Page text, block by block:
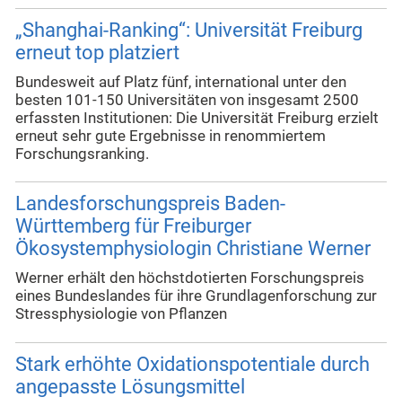
„Shanghai-Ranking“: Universität Freiburg
erneut top platziert
Bundesweit auf Platz fünf, international unter den
besten 101-150 Universitäten von insgesamt 2500
erfassten Institutionen: Die Universität Freiburg erzielt
erneut sehr gute Ergebnisse in renommiertem
Forschungsranking.
Landesforschungspreis Baden-
Württemberg für Freiburger
Ökosystemphysiologin Christiane Werner
Werner erhält den höchstdotierten Forschungspreis
eines Bundeslandes für ihre Grundlagenforschung zur
Stressphysiologie von Pflanzen
Stark erhöhte Oxidationspotentiale durch
angepasste Lösungsmittel